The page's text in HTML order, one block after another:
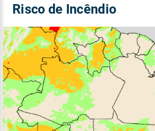
Risco de Incêndio